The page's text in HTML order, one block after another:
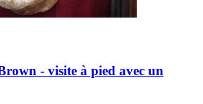
- visite à pied avec un